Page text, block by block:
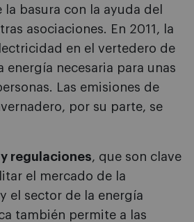
basura con la ayuda del
asociaciones. En 2011, la
en el vertedero de
energía necesaria para unas
Las emisiones de
por su parte, se
regulaciones, que son clave
el mercado de la
el sector de la energía
también permite a las